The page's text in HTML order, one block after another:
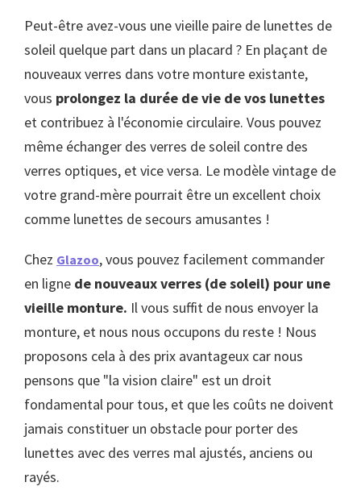
Peut-être avez-vous une vieille paire de lunettes de
soleil quelque part dans un placard ? En plaçant de
nouveaux verres dans votre monture existante,
vous prolongez la durée de vie de vos lunettes
et contribuez à l'économie circulaire. Vous pouvez
même échanger des verres de soleil contre des
verres optiques, et vice versa. Le modèle vintage de
votre grand-mère pourrait être un excellent choix
comme lunettes de secours amusantes !
Chez Glazoo, vous pouvez facilement commander
en ligne de nouveaux verres (de soleil) pour une
vieille monture. Il vous suffit de nous envoyer la
monture, et nous nous occupons du reste ! Nous
proposons cela à des prix avantageux car nous
pensons que "la vision claire" est un droit
fondamental pour tous, et que les coûts ne doivent
jamais constituer un obstacle pour porter des
lunettes avec des verres mal ajustés, anciens ou
rayés.